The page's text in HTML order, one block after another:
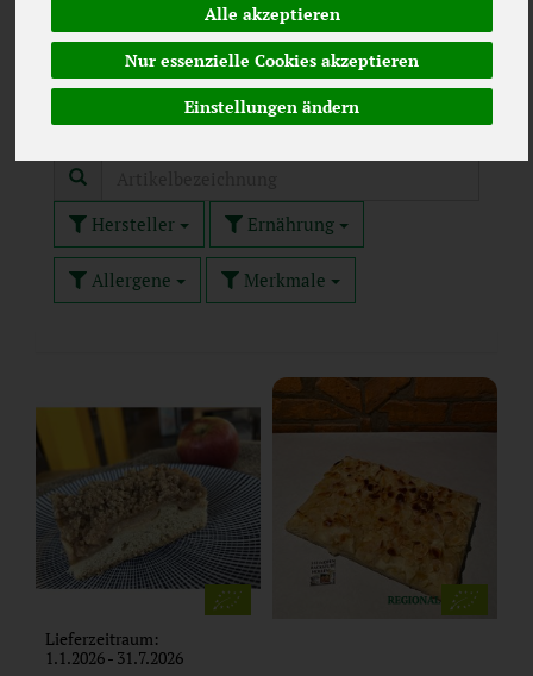
Alle akzeptieren
Nur essenzielle Cookies akzeptieren
Einstellungen ändern
Kuchen herzhaft
Kuchen süß
Hersteller Ernährung
Allergene Merkmale
Lieferzeitraum:
1.1.2026 - 31.7.2026